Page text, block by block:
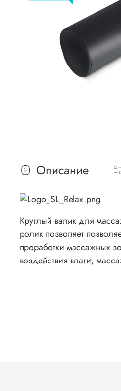
Описание
Круглый валик для
ролик позволяет
проработки массажных
воздействия влаги,